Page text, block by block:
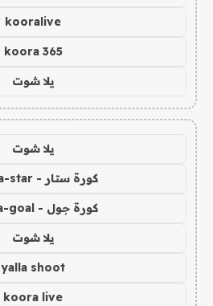
kooralive
koora 365
يلا شوت
يلا شوت
كورة ستار - koora-star
كورة جول - koora-goal
يلا شوت
yalla shoot
koora live